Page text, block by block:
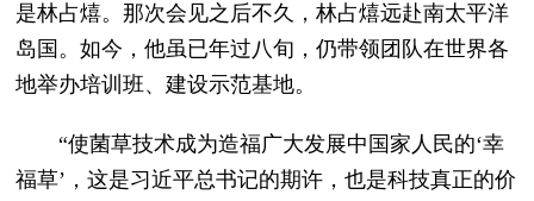
是林占熺。那次会见之后不久，林占熺远赴南太平洋
岛国。如今，他虽已年过八旬，仍带领团队在世界各
地举办培训班、建设示范基地。
“使菌草技术成为造福广大发展中国家人民的‘幸
福草’，这是习近平总书记的期许，也是科技真正的价